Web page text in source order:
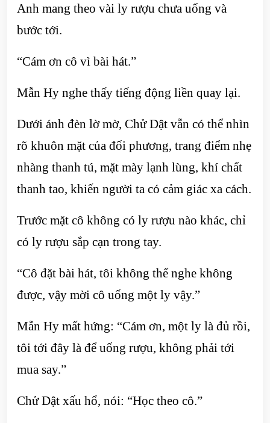
Anh mang theo vài ly rượu chưa uống và
bước tới.
“Cám ơn cô vì bài hát.”
Mẫn Hy nghe thấy tiếng động liền quay lại.
Dưới ánh đèn lờ mờ, Chử Dật vẫn có thể nhìn
rõ khuôn mặt của đối phương, trang điểm nhẹ
nhàng thanh tú, mặt mày lạnh lùng, khí chất
thanh tao, khiến người ta có cảm giác xa cách.
Trước mặt cô không có ly rượu nào khác, chỉ
có ly rượu sắp cạn trong tay.
“Cô đặt bài hát, tôi không thể nghe không
được, vậy mời cô uống một ly vậy.”
Mẫn Hy mất hứng: “Cám ơn, một ly là đủ rồi,
tôi tới đây là để uống rượu, không phải tới
mua say.”
Chử Dật xấu hổ, nói: “Học theo cô.”